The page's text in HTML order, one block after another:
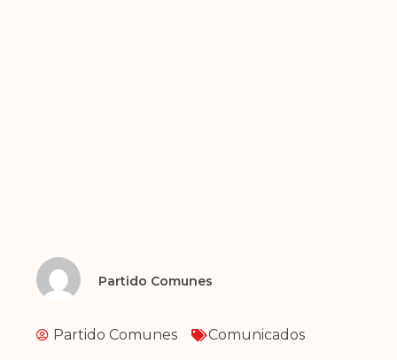
Partido Comunes
Partido Comunes Comunicados